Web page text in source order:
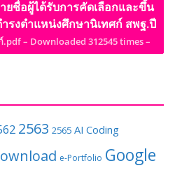
ยชื่อผู้ได้รับการคัดเลือกและขึ้น
รงตำแหน่งศึกษานิเทศก์ สพฐ.ปี
– Downloaded 312545 times –
2563 2565 AI Coding
e-Portfolio Google